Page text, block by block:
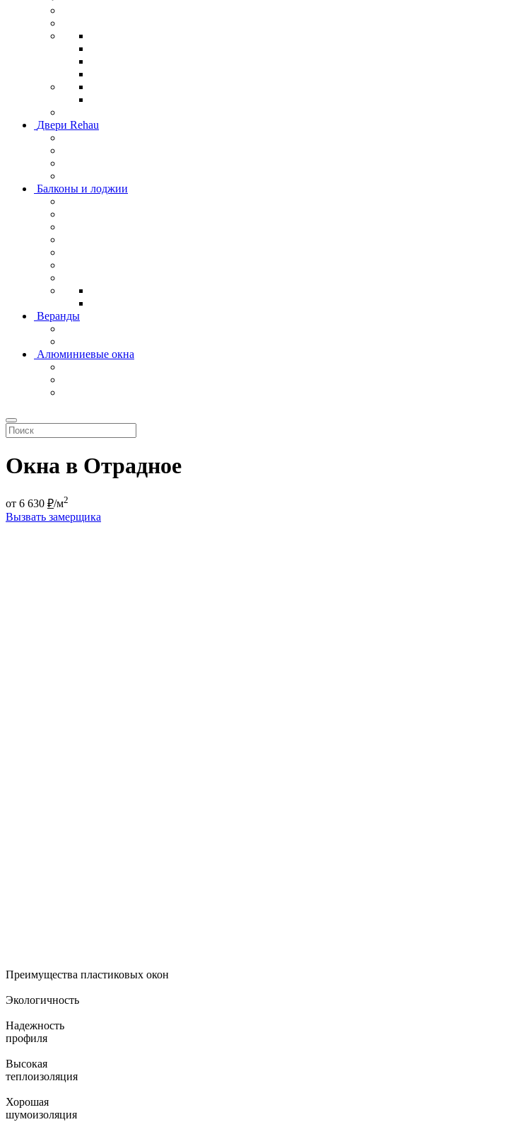
Двери Rehau
Балконы и лоджии
Веранды
Алюминиевые окна
Окна в Отрадное
от 6 630 ₽/м2
Вызвать замерщика
Преимущества пластиковых окон
Экологичность
Надежность
профиля
Высокая
теплоизоляция
Хорошая
шумоизоляция